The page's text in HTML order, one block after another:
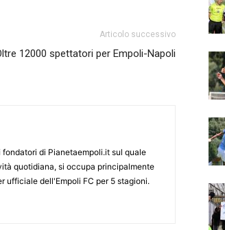
Articolo successivo
12000 spettatori per Empoli-Napoli
di Pianetaempoli.it sul quale
quotidiana, si occupa principalmente
ufficiale dell'Empoli FC per 5 stagioni.